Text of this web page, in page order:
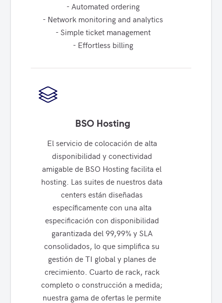
- Automated ordering
- Network monitoring and analytics
- Simple ticket management
- Effortless billing
BSO Hosting
El servicio de colocación de alta
disponibilidad y conectividad
amigable de BSO Hosting facilita el
hosting. Las suites de nuestros data
centers están diseñadas
específicamente con una alta
especificación con disponibilidad
garantizada del 99,99% y SLA
consolidados, lo que simplifica su
gestión de TI global y planes de
crecimiento. Cuarto de rack, rack
completo o construcción a medida;
nuestra gama de ofertas le permite